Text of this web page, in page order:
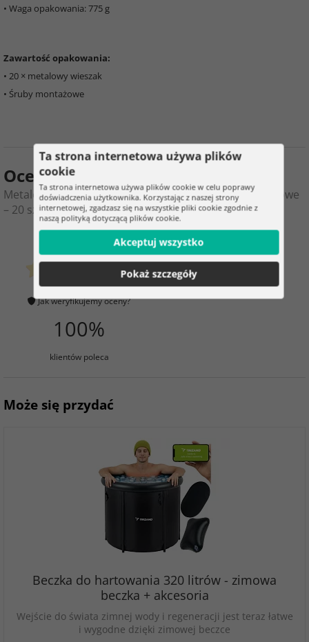
• Waga opakowania: 775 g
Zawartość opakowania:
• 20 × metalowy wieszak
• Śruby montażowe
Ocena produktu
Metalowe wieszaki na narzędzia ogrodowe i warsztatowe
– 20 szt.
0 ocena
Jak weryfikujemy oceny?
klientów już kupiło
100%
klientów poleca
Może się przydać
Beczka do hartowania 320 litrów - zimowa
beczka + akcesoria
Wejście do świata zimnej wody i regeneracji jest teraz łatwe
i wygodne dzięki zimowej beczce
Ta strona internetowa używa plików
cookie
Ta strona internetowa używa plików cookie w celu poprawy
doświadczenia użytkownika. Korzystając z naszej strony
internetowej, zgadzasz się na wszystkie pliki cookie zgodnie z
naszą polityką dotyczącą plików cookie.
Akceptuj wszystko
Pokaż szczegóły